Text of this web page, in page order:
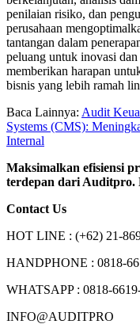
penilaian risiko, dan
perusahaan
tantangan dalam
peluang untuk inovasi
memberikan harapan
bisnis yang lebih ramah
Baca Lainnya: Audit
Systems (CMS):
Internal
Maksimalkan efisiensi
terdepan dari
Contact Us
HOT LINE : (+62) 21-
HANDPHONE : 0818-
WHATSAPP : 0818-
INFO@AUDITPRO